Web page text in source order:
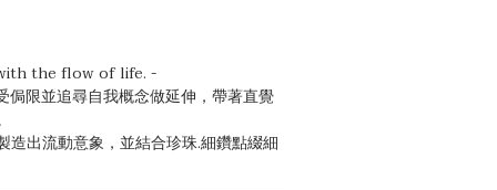
the flow of life. -
限並追尋自我概念做延伸，帶著直覺
造出流動意象，並結合珍珠.細鑽點綴細